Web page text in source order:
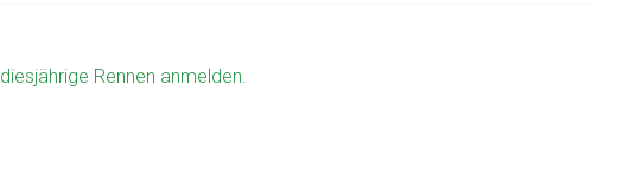
diesjährige Rennen anmelden.